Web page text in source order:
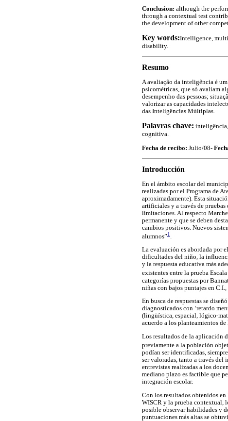
Conclusion: although the
through a contextual test
the development of other
Key words:Intelligence,
disability.
Resumo
A avaliação da inteligência é
psicométricas, que só avaliam
desempenho das pessoas;
valorizar as capacidades
das Inteligências Múltiplas.
Palavras chave:
cognitiva.
Fecha de recibo: Julio/08-
Introducción
En el ámbito escolar del
realizadas por el Programa de
aproximadamente). Esta
artificiales y a través de
limitaciones. Al respecto
permanente y que se deben
cambios positivos. Nuevos
alumnos”1
La evaluación es abordada por
dificultades del niño, la
y la respuesta educativa más
existentes entre la prueba
categorías propuestas por
niñas con bajos puntajes en
En busca de respuestas se
diagnosticados con ‘retardo
(lingüística, espacial, lógico-
acuerdo a los planteamientos de
Los resultados de la aplicación
previamente a la población
podían ser identificadas,
ser valoradas, tanto a través
entrevistas realizadas a los
mediano plazo es factible que
integración escolar.
Con los resultados obtenidos
WISCR y la prueba contextual,
posible observar habilidades y
puntuaciones más altas se